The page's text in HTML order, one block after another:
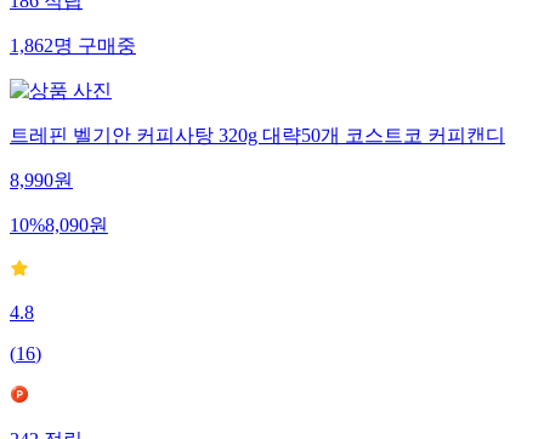
186적립
1,862명구매중
트레핀 벨기안 커피사탕 320g 대략50개 코스트코 커피캔디
8,990원
10%8,090원
4.8
(16)